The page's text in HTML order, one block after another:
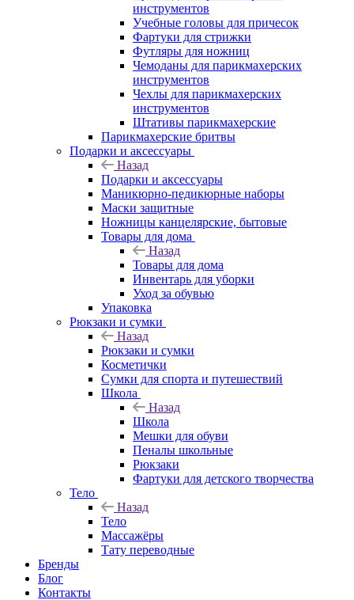
инструментов
Учебные головы для причесок
Фартуки для стрижки
Футляры для ножниц
Чемоданы для парикмахерских
инструментов
Чехлы для парикмахерских
инструментов
Штативы парикмахерские
Парикмахерские бритвы
Подарки и аксессуары
Назад
Подарки и аксессуары
Маникюрно-педикюрные наборы
Маски защитные
Ножницы канцелярские, бытовые
Товары для дома
Назад
Товары для дома
Инвентарь для уборки
Уход за обувью
Упаковка
Рюкзаки и сумки
Назад
Рюкзаки и сумки
Косметички
Сумки для спорта и путешествий
Школа
Назад
Школа
Мешки для обуви
Пеналы школьные
Рюкзаки
Фартуки для детского творчества
Тело
Назад
Тело
Массажёры
Тату переводные
Бренды
Блог
Контакты